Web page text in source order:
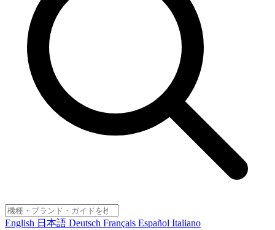
English 日本語 Deutsch Français Español Italiano